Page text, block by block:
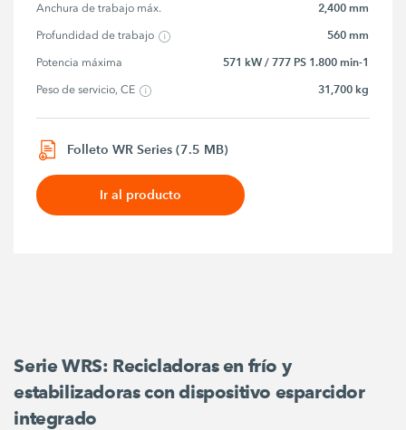
Anchura de trabajo máx. 2,400 mm
Profundidad de trabajo 560 mm
Potencia máxima 571 kW / 777 PS 1.800 min-1
Peso de servicio, CE 31,700 kg
Folleto WR Series (7.5 MB)
Ir al producto
Serie WRS: Recicladoras en frío y
estabilizadoras con dispositivo esparcidor
integrado